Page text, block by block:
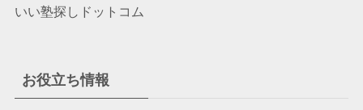
いい塾探しドットコム
お役立ち情報